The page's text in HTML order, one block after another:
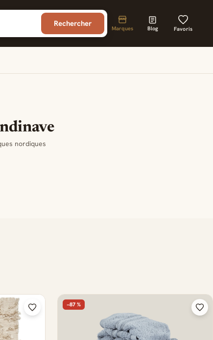
Rechercher Marques Blog Favoris
nordiques
−87 %